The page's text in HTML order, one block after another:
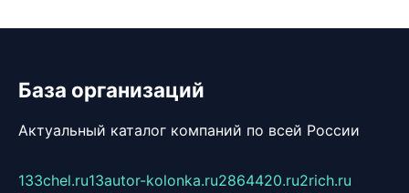
База организаций
Актуальный каталог компаний по всей России
133chel.ru13autor-kolonka.ru2864420.ru2rich.ru